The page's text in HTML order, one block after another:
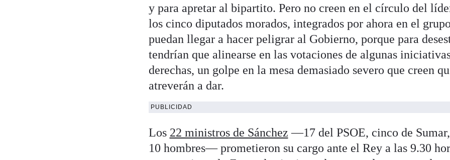
y para apretar al bipartito. Pero no creen en el círculo del
los cinco diputados morados, integrados por ahora en el
puedan llegar a hacer peligrar al Gobierno, porque para
tendrían que alinearse en las votaciones de algunas
derechas, un golpe en la mesa demasiado severo que creen
atreverán a dar.
PUBLICIDAD
Los 22 ministros de Sánchez —17 del PSOE, cinco de
10 hombres— prometieron su cargo ante el Rey a las 9.30